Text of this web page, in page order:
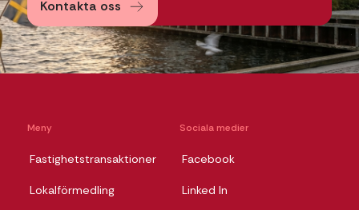
Kontakta oss
Meny
Fastighetstransaktioner
Lokalförmedling
Sociala medier
Facebook
Linked In